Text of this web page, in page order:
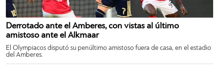
Derrotado ante el Amberes, con vistas al último
amistoso ante el Alkmaar
El Olympiacos disputó su penúltimo amistoso fuera de casa, en el estadio
del Amberes.